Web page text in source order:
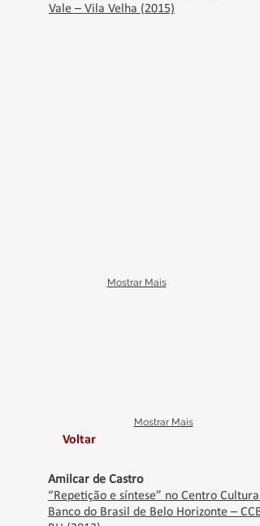
Mostrar Mais
Vale – Vila Velha (2015)
Mostrar Mais
Voltar
Amilcar de Castro
“Repetição e síntese” no Centro Cultural
Banco do Brasil de Belo Horizonte –